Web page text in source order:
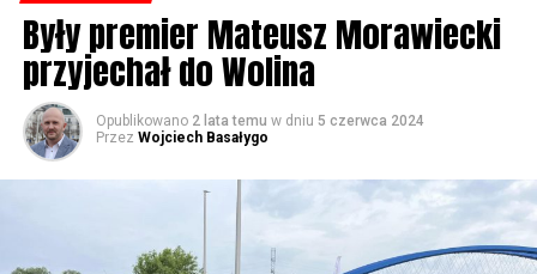
Były premier Mateusz Morawiecki
przyjechał do Wolina
Opublikowano 2 lata temu w dniu 5 czerwca 2024
Przez Wojciech Basałygo